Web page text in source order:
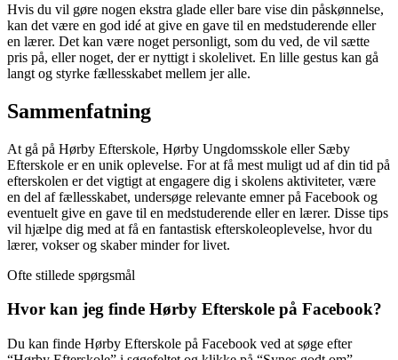
Hvis du vil gøre nogen ekstra glade eller bare vise din påskønnelse,
kan det være en god idé at give en gave til en medstuderende eller
en lærer. Det kan være noget personligt, som du ved, de vil sætte
pris på, eller noget, der er nyttigt i skolelivet. En lille gestus kan gå
langt og styrke fællesskabet mellem jer alle.
Sammenfatning
At gå på Hørby Efterskole, Hørby Ungdomsskole eller Sæby
Efterskole er en unik oplevelse. For at få mest muligt ud af din tid på
efterskolen er det vigtigt at engagere dig i skolens aktiviteter, være
en del af fællesskabet, undersøge relevante emner på Facebook og
eventuelt give en gave til en medstuderende eller en lærer. Disse tips
vil hjælpe dig med at få en fantastisk efterskoleoplevelse, hvor du
lærer, vokser og skaber minder for livet.
Ofte stillede spørgsmål
Hvor kan jeg finde Hørby Efterskole på Facebook?
Du kan finde Hørby Efterskole på Facebook ved at søge efter